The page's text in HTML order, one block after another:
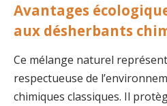
Avantages
aux désherbants
Ce mélange naturel
respectueuse de
chimiques classiques. Il